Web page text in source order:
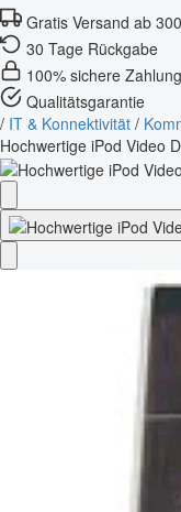
Gratis Versand ab
30 Tage Rückgabe
100% sichere Zahlung
Qualitätsgarantie
/ IT & Konnektivität /
Hochwertige iPod Video